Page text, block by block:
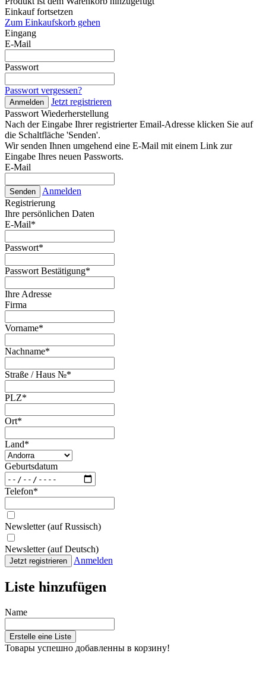
Einkauf fortsetzen
Zum Einkaufskorb gehen
Eingang
E-Mail
Passwort
Passwort vergessen?
Anmelden
Jetzt registrieren
Passwort Wiederherstellung
Nach der Eingabe Ihrer registrierter Email-Adresse klicken Sie auf
die Schaltfläche 'Senden'.
Wir senden Ihnen umgehend eine E-Mail mit einem Link zur
Eingabe Ihres neuen Passworts.
E-Mail
Senden
Anmelden
Registrierung
Ihre persönlichen Daten
E-Mail*
Passwort*
Passwort Bestätigung*
Ihre Adresse
Firma
Vorname*
Nachname*
Straße / Haus №*
PLZ*
Ort*
Land*
Geburtsdatum
Telefon*
Newsletter (auf Russisch)
Newsletter (auf Deutsch)
Jetzt registrieren Anmelden
Liste hinzufügen
Name
Erstelle eine Liste
Товары успешно добавленны в корзину!